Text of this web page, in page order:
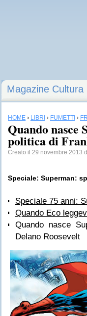
Magazine Cultura
HOME › LIBRI › FUMETTI ›
Quando nasce
politica di
Creato il 29 novembre 2013
Speciale: Superman:
Speciale 75 anni:
Quando Eco
Quando nasce
Delano Roosevelt